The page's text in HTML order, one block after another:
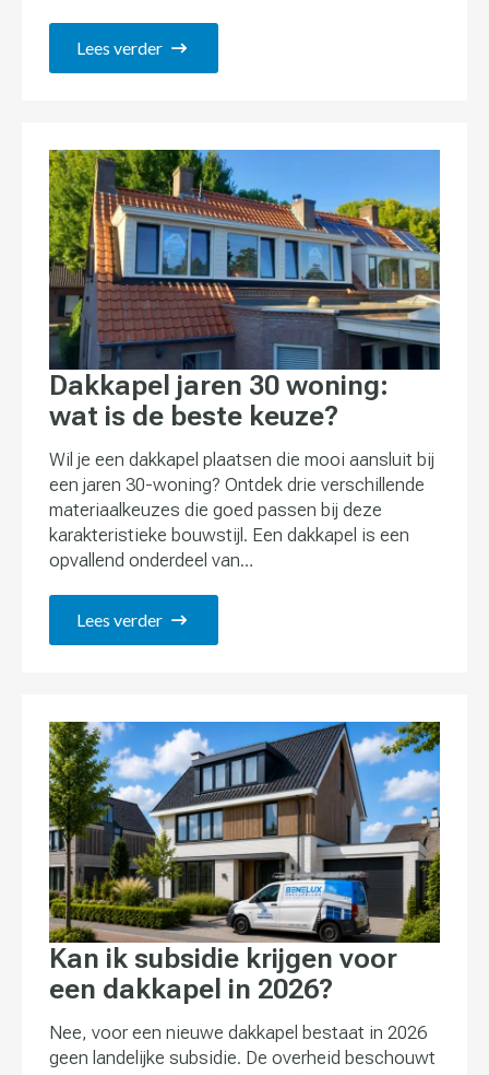
Lees verder
Dakkapel jaren 30 woning:
wat is de beste keuze?
Wil je een dakkapel plaatsen die mooi aansluit bij
een jaren 30-woning? Ontdek drie verschillende
materiaalkeuzes die goed passen bij deze
karakteristieke bouwstijl. Een dakkapel is een
opvallend onderdeel van…
Lees verder
Kan ik subsidie krijgen voor
een dakkapel in 2026?
Nee, voor een nieuwe dakkapel bestaat in 2026
geen landelijke subsidie. De overheid beschouwt